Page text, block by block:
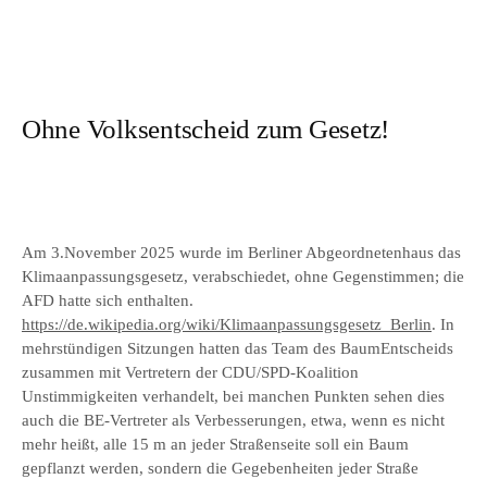
Ohne Volksentscheid zum Gesetz!
Am 3.November 2025 wurde im Berliner Abgeordnetenhaus das
Klimaanpassungsgesetz, verabschiedet, ohne Gegenstimmen; die
AFD hatte sich enthalten.
https://de.wikipedia.org/wiki/Klimaanpassungsgesetz_Berlin. In
mehrstündigen Sitzungen hatten das Team des BaumEntscheids
zusammen mit Vertretern der CDU/SPD-Koalition
Unstimmigkeiten verhandelt, bei manchen Punkten sehen dies
auch die BE-Vertreter als Verbesserungen, etwa, wenn es nicht
mehr heißt, alle 15 m an jeder Straßenseite soll ein Baum
gepflanzt werden, sondern die Gegebenheiten jeder Straße